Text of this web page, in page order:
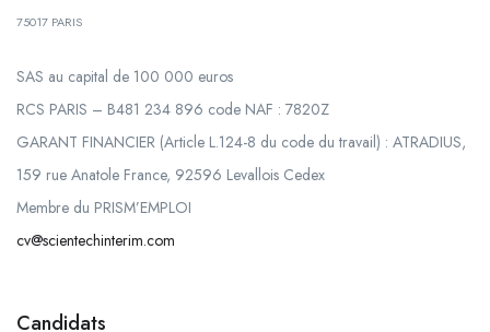
75017 PARIS
SAS au capital de 100 000 euros
RCS PARIS – B481 234 896 code NAF : 7820Z
GARANT FINANCIER (Article L.124-8 du code du travail) : ATRADIUS,
159 rue Anatole France, 92596 Levallois Cedex
Membre du PRISM’EMPLOI
cv@scientechinterim.com
Candidats